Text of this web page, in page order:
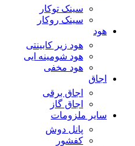
سینک توکار
سینک روکار
هود
هود زیر كابینتی
هود شومینه ایی
هود مخفى
اجاق
اجاق برقى
اجاق گاز
سایر ملزومات
پانل دوش
کفشور